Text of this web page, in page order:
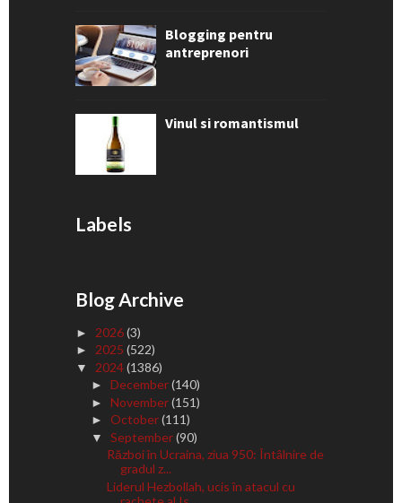
Blogging pentru
antreprenori
Vinul si romantismul
Labels
Blog Archive
► 2026(3)
► 2025 (522)
▼ 2024(1386)
► December(140)
► November(151)
► October(111)
▼ September(90)
Război în Ucraina, ziua 950: Întâlnire de
gradul z...
Liderul Hezbollah, ucis în atacul cu